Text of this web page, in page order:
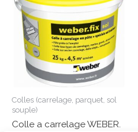
Colles (carrelage, parquet, sol
souple)
Colle a carrelage WEBER.